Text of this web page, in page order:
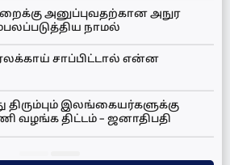
அனுப்புவதற்கான அநுர
நாமல்
சாப்பிட்டால் என்ன
திரும்பும் இலங்கையர்களுக்கு
வழங்க திட்டம் – ஜனாதிபதி